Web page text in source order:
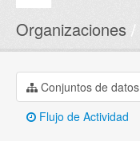
Organizaciones
Conjuntos de datos
Flujo de Actividad